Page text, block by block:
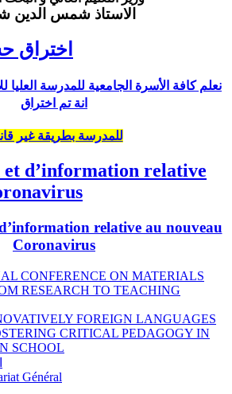
نعلم كافة الأسرة الجامعية للمدرسة العليا
انة تم اختراق
للمدرسة بطريقة غير
et d’information relative
relative au nouveau
Coronavirus
CONFERENCE ON MATERIALS
RESEARCH TO TEACHING
FOREIGN LANGUAGES
CRITICAL PEDAGOGY IN
SCHOOL
Général